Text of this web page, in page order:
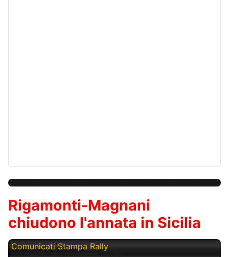
Rigamonti-Magnani
chiudono l'annata in Sicilia
Comunicati Stampa Rally
Lunedì, 15 Dicembre 2025